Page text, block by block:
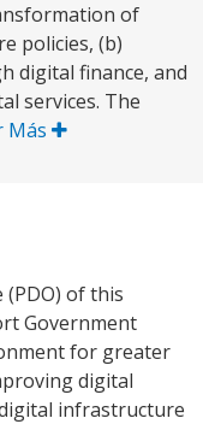
of
policies, (b)
digital finance, and
services. The
Más
of this
Government
for greater
digital
infrastructure